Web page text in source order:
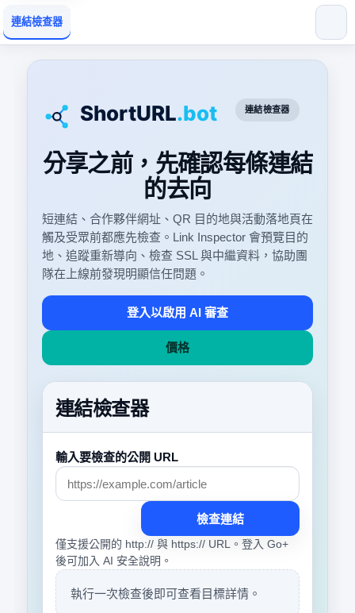
連結檢查器
連結檢查器
分享之前，先確認每條連結
的去向
短連結、合作夥伴網址、QR 目的地與活動落地頁在
觸及受眾前都應先檢查。Link Inspector 會預覽目的
地、追蹤重新導向、檢查 SSL 與中繼資料，協助團
隊在上線前發現明顯信任問題。
登入以啟用 AI 審查
價格
連結檢查器
輸入要檢查的公開 URL
檢查連結
僅支援公開的 http:// 與 https:// URL。登入 Go+
後可加入 AI 安全說明。
執行一次檢查後即可查看目標詳情。